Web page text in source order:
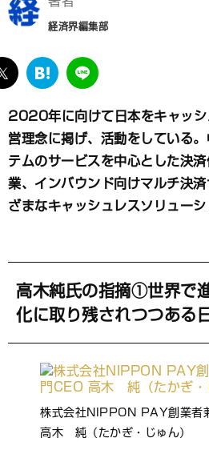
経済界編集部
twitter
は
な
ブ
ッ
ク
マ
ー
ク
LINE
2020年に向けて日本をキャッシ
営理念に掲げ、活動をしている
テムのサービスを中心とした決
業、インバウンド向けマルチ決
ざまなキャッシュレスソリューシ
高木純氏の指摘①世界で
化に取り残されつつある
株式会社NIPPON PAY創業者
高木 純（たかぎ・じゅん）